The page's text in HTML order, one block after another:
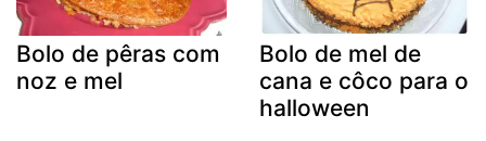
Bolo de pêras com
noz e mel
Bolo de mel de
cana e côco para o
halloween